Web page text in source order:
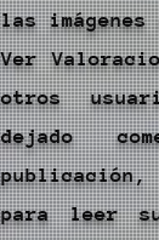
las
Ver
otros
dejado
para leer